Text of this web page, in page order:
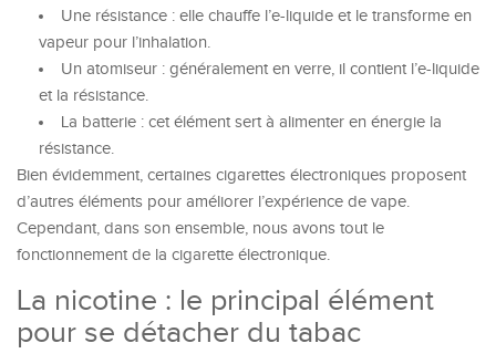
Une résistance : elle chauffe l’e-liquide et le transforme en
vapeur pour l’inhalation.
Un atomiseur : généralement en verre, il contient l’e-liquide
et la résistance.
La batterie : cet élément sert à alimenter en énergie la
résistance.
Bien évidemment, certaines cigarettes électroniques proposent
d’autres éléments pour améliorer l’expérience de vape.
Cependant, dans son ensemble, nous avons tout le
fonctionnement de la cigarette électronique.
La nicotine : le principal élément
pour se détacher du tabac